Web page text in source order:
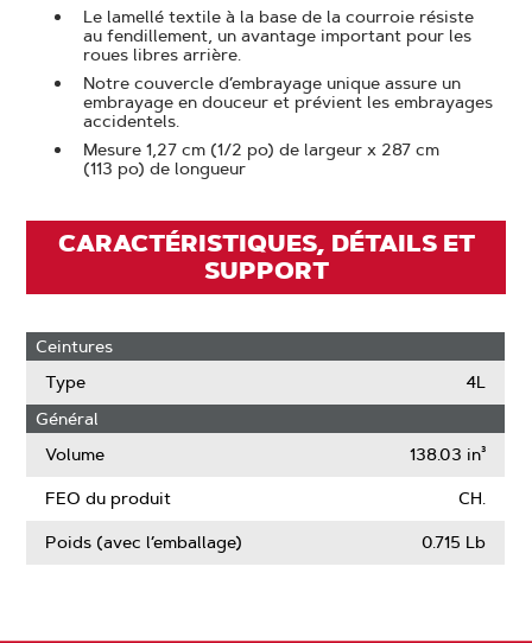
Le lamellé textile à la base de la courroie résiste
au fendillement, un avantage important pour les
roues libres arrière.
Notre couvercle d’embrayage unique assure un
embrayage en douceur et prévient les embrayages
accidentels.
Mesure 1,27 cm (1/2 po) de largeur x 287 cm
(113 po) de longueur
CARACTÉRISTIQUES, DÉTAILS ET
SUPPORT
Ceintures
Type
4L
Général
Volume
138.03 in³
FEO du produit CH.
Poids (avec l’emballage) 0.715 Lb